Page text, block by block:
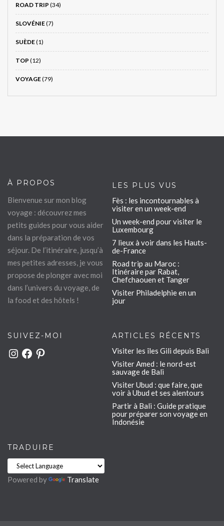
ROAD TRIP (34)
SLOVÉNIE(7)
SUÈDE(1)
TOP (12)
VOYAGE(79)
À PROPOS
Bienvenue sur mon blog
voyage : découvrez mes
petits guides pour vous aider
dans la préparation de vos
séjour. De l’itinéraire, jusqu’à
mes petites adresses, je vous
propose de plonger avec moi
dans l’univers du voyage, de
la food et des hôtels !
LES PLUS VUS
Fès : les incontournables à
visiter en un week-end
Un week-end pour visiter le
Luxembourg
7 lieux à voir dans les Hauts-
de-France
Road trip au Maroc :
Itinéraire par Rabat,
Chefchaouen et Tanger
Visiter Philadelphie en un
jour
SUIVEZ-MOI
Instagram
FacebookPinterest
ARTICLES RÉCENTS
Visiter les îles Gili depuis Bali
Visiter Amed : le nord-est
sauvage de Bali
Visiter Ubud : que faire, que
voir à Ubud et ses alentours
Partir à Bali : Guide pratique
pour préparer son voyage en
Indonésie
TRADUIRE
Powered by Translate